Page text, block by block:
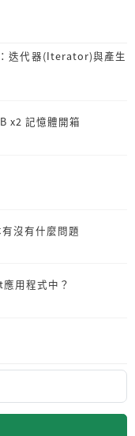
迭代器(Iterator)與產生
x2 記憶體開箱
沒有什麼問題
用程式中？